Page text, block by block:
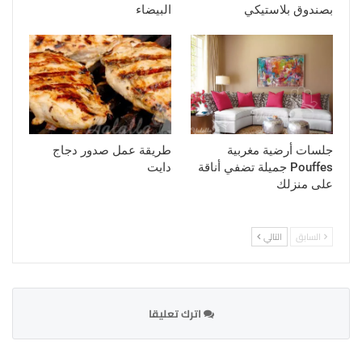
بصندوق بلاستيكي البيضاء
جلسات أرضية مغربية
Pouffes جميلة تضفي أناقة
على منزلك
طريقة عمل صدور دجاج
دايت
السابق التالي
اترك تعليقا